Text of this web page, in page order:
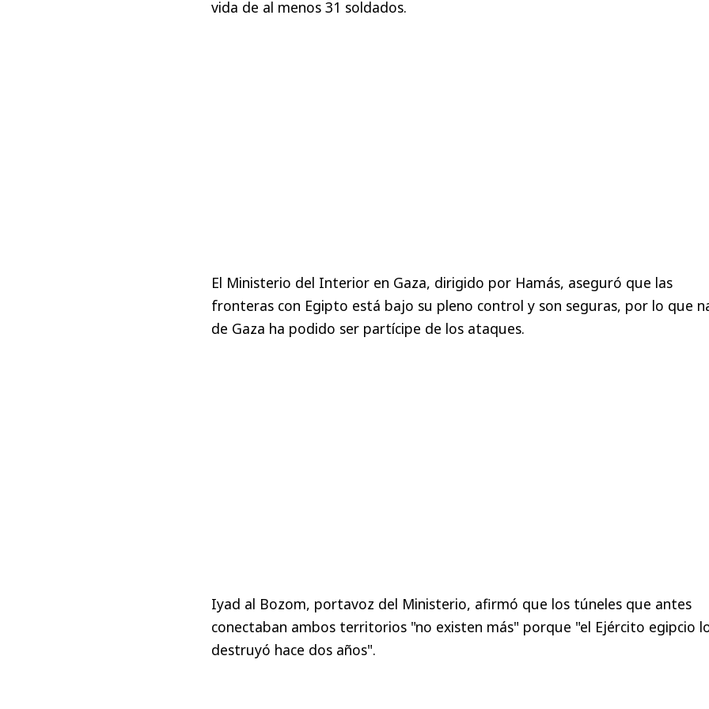
vida de al menos 31 soldados.
El Ministerio del Interior en Gaza, dirigido por Hamás, aseguró que las
fronteras con Egipto está bajo su pleno control y son seguras, por lo que
de Gaza ha podido ser partícipe de los ataques.
Iyad al Bozom, portavoz del Ministerio, afirmó que los túneles que antes
conectaban ambos territorios "no existen más" porque "el Ejército egipcio
destruyó hace dos años".